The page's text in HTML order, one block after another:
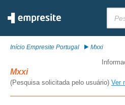
Início Empresite Portugal Mxxi
Mxxi
(Pesquisa solicitada pelo usuário) Ver